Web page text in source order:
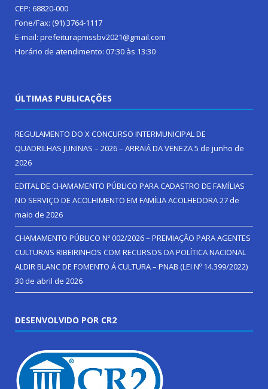
CEP: 68820-000
Fone/Fax: (91) 3764-1117
E-mail: prefeiturapmssbv2021@gmail.com
Horário de atendimento: 07:30 às 13:30
ÚLTIMAS PUBLICAÇÕES
REGULAMENTO DO X CONCURSO INTERMUNICIPAL DE
QUADRILHAS JUNINAS – 2026 – ARRAIÁ DA VENEZA5 de junho de
2026
EDITAL DE CHAMAMENTO PÚBLICO PARA CADASTRO DE FAMÍLIAS
NO SERVIÇO DE ACOLHIMENTO EM FAMÍLIA ACOLHEDORA27 de
maio de 2026
CHAMAMENTO PÚBLICO Nº 002/2026 – PREMIAÇÃO PARA AGENTES
CULTURAIS RIBEIRINHOS COM RECURSOS DA POLÍTICA NACIONAL
ALDIR BLANC DE FOMENTO Á CULTURA – PNAB (LEI Nº 14.399/2022)
30 de abril de 2026
DESENVOLVIDO POR CR2